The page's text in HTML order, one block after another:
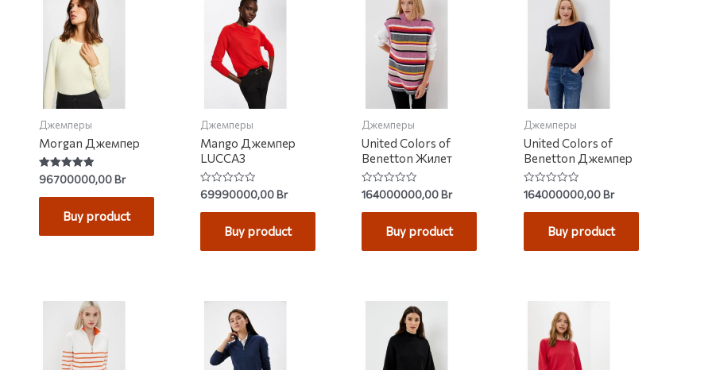
Джемперы
Morgan Джемпер
Rated
5.00
out of 5
96700000,00Br
Buy product
Джемперы
Mango Джемпер
LUCCA3
Rated
0
out
69990000,00Br
Buy product
Джемперы
United Colors of
Benetton Жилет
Rated
0
out
164000000,00Br
Buy product
Джемперы
United Colors of
Benetton Джемпер
Rated
0
out
164000000,00Br
Buy product